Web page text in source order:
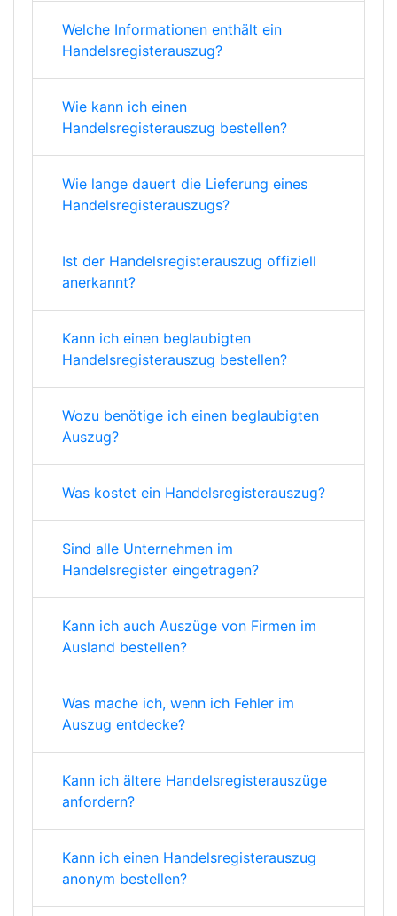
Welche Informationen enthält ein
Handelsregisterauszug?
Wie kann ich einen
Handelsregisterauszug bestellen?
Wie lange dauert die Lieferung eines
Handelsregisterauszugs?
Ist der Handelsregisterauszug offiziell
anerkannt?
Kann ich einen beglaubigten
Handelsregisterauszug bestellen?
Wozu benötige ich einen beglaubigten
Auszug?
Was kostet ein Handelsregisterauszug?
Sind alle Unternehmen im
Handelsregister eingetragen?
Kann ich auch Auszüge von Firmen im
Ausland bestellen?
Was mache ich, wenn ich Fehler im
Auszug entdecke?
Kann ich ältere Handelsregisterauszüge
anfordern?
Kann ich einen Handelsregisterauszug
anonym bestellen?